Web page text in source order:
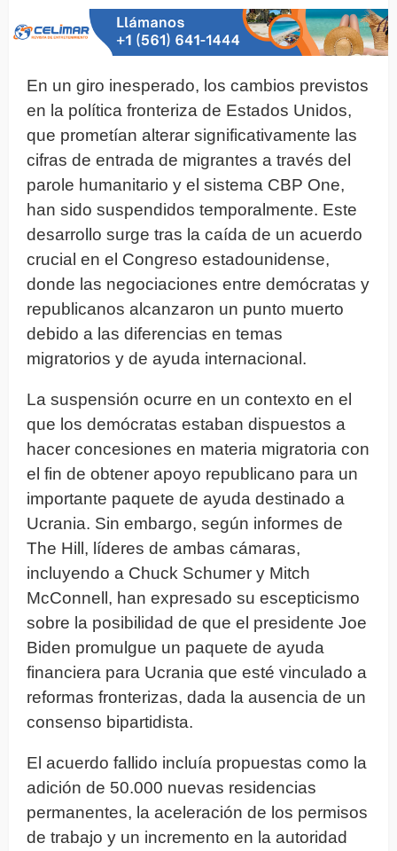
En un giro inesperado, los cambios previstos
en la política fronteriza de Estados Unidos,
que prometían alterar significativamente las
cifras de entrada de migrantes a través del
parole humanitario y el sistema CBP One,
han sido suspendidos temporalmente. Este
desarrollo surge tras la caída de un acuerdo
crucial en el Congreso estadounidense,
donde las negociaciones entre demócratas y
republicanos alcanzaron un punto muerto
debido a las diferencias en temas
migratorios y de ayuda internacional.
La suspensión ocurre en un contexto en el
que los demócratas estaban dispuestos a
hacer concesiones en materia migratoria con
el fin de obtener apoyo republicano para un
importante paquete de ayuda destinado a
Ucrania. Sin embargo, según informes de
The Hill, líderes de ambas cámaras,
incluyendo a Chuck Schumer y Mitch
McConnell, han expresado su escepticismo
sobre la posibilidad de que el presidente Joe
Biden promulgue un paquete de ayuda
financiera para Ucrania que esté vinculado a
reformas fronterizas, dada la ausencia de un
consenso bipartidista.
El acuerdo fallido incluía propuestas como la
adición de 50.000 nuevas residencias
permanentes, la aceleración de los permisos
de trabajo y un incremento en la autoridad